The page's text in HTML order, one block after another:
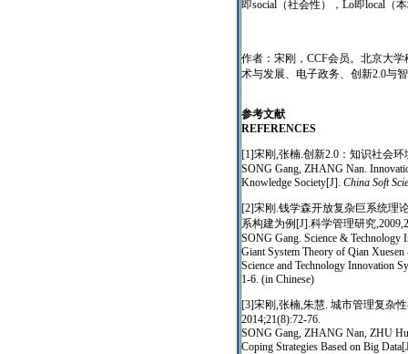
即social（社会性），Lo即local（
作者：宋刚，CCF会员。北京大
术与发展、电子政务、创新2.0与
参考文献
REFERENCES
[1]宋刚,张楠.创新2.0：知识社会
SONG Gang, ZHANG Nan.
Knowledge Society[J]. China Soft
[2]宋刚.钱学森开放复杂巨系统
系构建为例[J].科学管理研究
SONG Gang. Science & Technology
Giant System Theory of Qian
Science and Technology Innovation
1-6. (in Chinese)
[3]宋刚,张楠,朱慧. 城市管理复杂
2014;21(8):72-76.
SONG Gang, ZHANG Nan, ZHU
Coping Strategies Based on Big